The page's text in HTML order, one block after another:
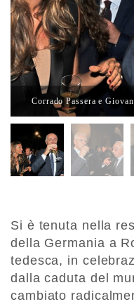
Corrado Passera e
Si è tenuta nella
della Germania a
tedesca, in
dalla caduta del
cambiato